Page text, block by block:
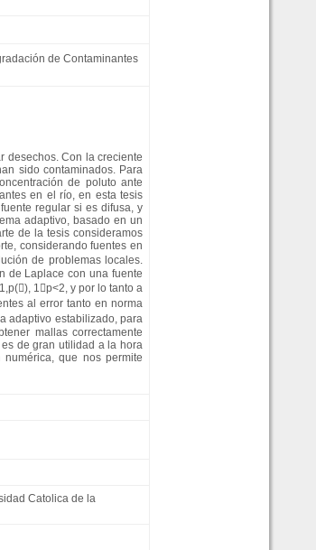
de Contaminantes
desechos. Con la creciente
sido contaminados. Para
de poluto ante
en el río, en esta tesis
regular si es difusa, y
adaptivo, basado en un
de la tesis consideramos
considerando fuentes en
de problemas locales.
de Laplace con una fuente
1p<2, y por lo tanto a
al error tanto en norma
adaptivo estabilizado, para
mallas correctamente
de gran utilidad a la hora
que nos permite
Catolica de la